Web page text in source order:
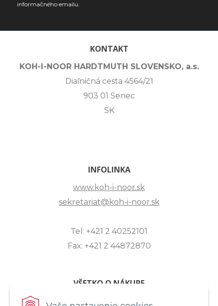
informačného emailu.
KONTAKT
KOH-I-NOOR HARDTMUTH SLOVENSKO, a.s.
Diaľničná cesta 4564/21
903 01 Senec
SK
INFOLINKA
www.koh-i-noor.sk
sekretariat@koh-i-noor.sk
Tel: +421 2 40252101
Fax: +421 2 44872870
VŠETKO O NÁKUPE
ZASLANIE OTÁZKY